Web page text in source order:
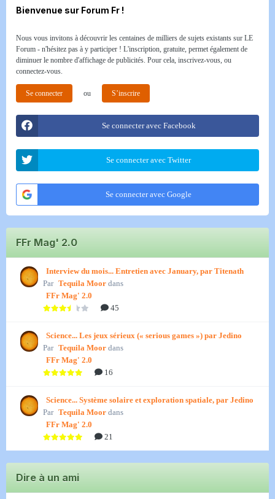
Bienvenue sur Forum Fr !
Nous vous invitons à découvrir les centaines de milliers de sujets existants sur LE
Forum - n'hésitez pas à y participer ! L'inscription, gratuite, permet également de
diminuer le nombre d'affichage de publicités. Pour cela, inscrivez-vous, ou
connectez-vous.
Se connecter ou S’inscrire
Se connecter avec Facebook
Se connecter avec Twitter
Se connecter avec Google
FFr Mag' 2.0
Interview du mois... Entretien avec January, par Titenath
Par Tequila Moor dans
FFr Mag' 2.0
45
Science... Les jeux sérieux (« serious games ») par Jedino
Par Tequila Moor dans
FFr Mag' 2.0
16
Science... Système solaire et exploration spatiale, par Jedino
Par Tequila Moor dans
FFr Mag' 2.0
21
Dire à un ami